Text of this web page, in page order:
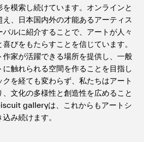
を模索し続けています。オンラインと
、日本国内外の才能あるアーティス
バルに紹介することで、アートが人々
びをもたらすことを信じています。
作家が活躍できる場所を提供し、一般
触れられる空間を作ることを目指し
を経ても変わらず、私たちはアート
文化の多様性と創造性を広めること
galleryは、これからもアートシ
み続けます。